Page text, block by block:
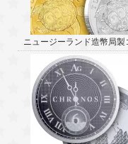
ニュージーランド造幣局製